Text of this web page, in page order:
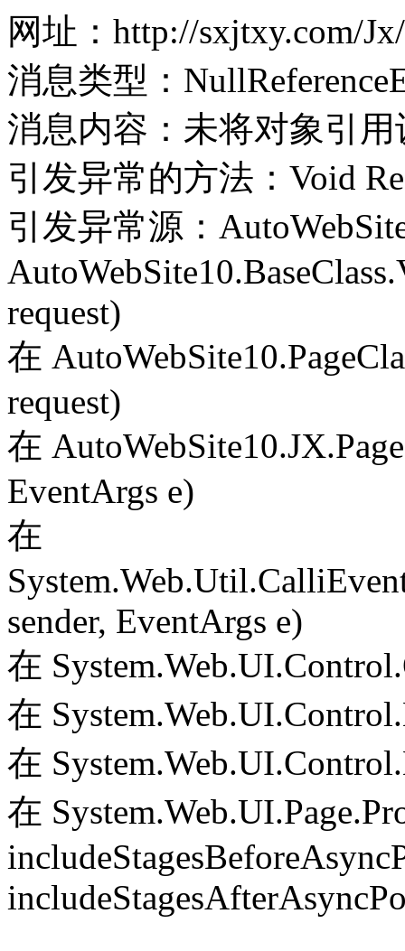
网址：http://sxjtxy.com/
消息类型：
消息内容：未将对象引
引发异常的方法：Void
引发异常源：
request)
在
request)
在
EventArgs e)
在
sender, EventArgs e)
在
在
在
在